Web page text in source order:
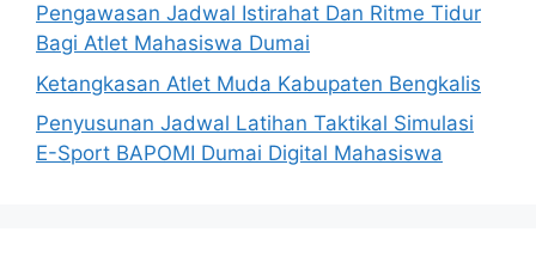
Pengawasan Jadwal Istirahat Dan Ritme Tidur
Bagi Atlet Mahasiswa Dumai
Ketangkasan Atlet Muda Kabupaten Bengkalis
Penyusunan Jadwal Latihan Taktikal Simulasi
E-Sport BAPOMI Dumai Digital Mahasiswa